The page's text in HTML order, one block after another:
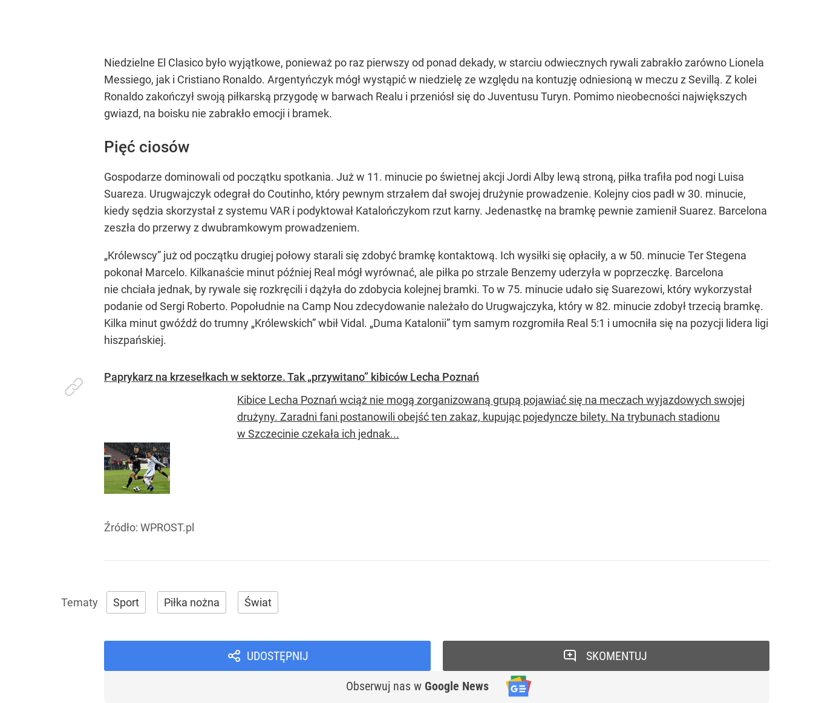
Niedzielne El Clasico było wyjątkowe, ponieważ po raz pierwszy od ponad dekady, w starciu odwiecznych rywali zabrakło zarówno Lionela
Messiego, jak i Cristiano Ronaldo. Argentyńczyk mógł wystąpić w niedzielę ze względu na kontuzję odniesioną w meczu z Sevillą. Z kolei
Ronaldo zakończył swoją piłkarską przygodę w barwach Realu i przeniósł się do Juventusu Turyn. Pomimo nieobecności największych
gwiazd, na boisku nie zabrakło emocji i bramek.
Pięć ciosów
Gospodarze dominowali od początku spotkania. Już w 11. minucie po świetnej akcji Jordi Alby lewą stroną, piłka trafiła pod nogi Luisa
Suareza. Urugwajczyk odegrał do Coutinho, który pewnym strzałem dał swojej drużynie prowadzenie. Kolejny cios padł w 30. minucie,
kiedy sędzia skorzystał z systemu VAR i podyktował Katalończykom rzut karny. Jedenastkę na bramkę pewnie zamienił Suarez. Barcelona
zeszła do przerwy z dwubramkowym prowadzeniem.
„Królewscy” już od początku drugiej połowy starali się zdobyć bramkę kontaktową. Ich wysiłki się opłaciły, a w 50. minucie Ter Stegena
pokonał Marcelo. Kilkanaście minut później Real mógł wyrównać, ale piłka po strzale Benzemy uderzyła w poprzeczkę. Barcelona
nie chciała jednak, by rywale się rozkręcili i dążyła do zdobycia kolejnej bramki. To w 75. minucie udało się Suarezowi, który wykorzystał
podanie od Sergi Roberto. Popołudnie na Camp Nou zdecydowanie należało do Urugwajczyka, który w 82. minucie zdobył trzecią bramkę.
Kilka minut gwóźdź do trumny „Królewskich” wbił Vidal. „Duma Katalonii” tym samym rozgromiła Real 5:1 i umocniła się na pozycji lidera ligi
hiszpańskiej.
Paprykarz na krzesełkach w sektorze. Tak „przywitano” kibiców Lecha Poznań
Kibice Lecha Poznań wciąż nie mogą zorganizowaną grupą pojawiać się na meczach wyjazdowych swojej
drużyny. Zaradni fani postanowili obejść ten zakaz, kupując pojedyncze bilety. Na trybunach stadionu
w Szczecinie czekała ich jednak...
Źródło: WPROST.pl
Sport Piłka nożna Świat
UDOSTĘPNIJ
Obserwuj nas w Google News
SKOMENTUJ